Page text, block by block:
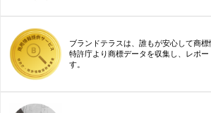
ブランドテラスは、誰もが安心して商標
特許庁より商標データを収集し、レポ
す。